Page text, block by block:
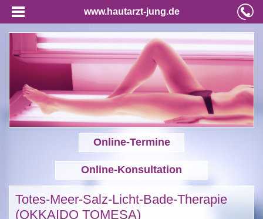
www.hautarzt-jung.de
Online-Termine
Online-Konsultation
Totes-Meer-Salz-Licht-Bade-Therapie
(OKKAIDO TOMESA)